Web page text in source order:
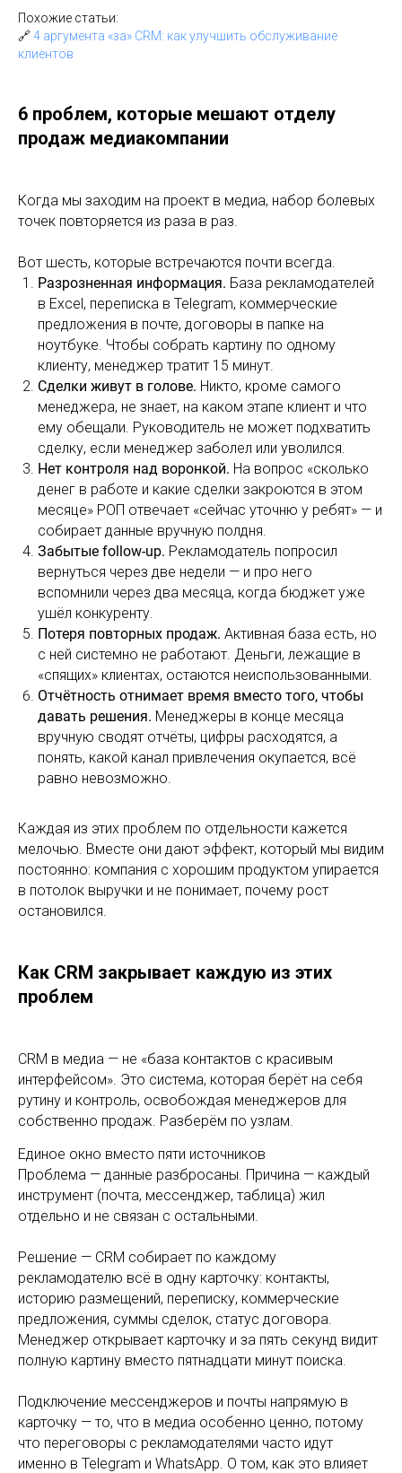
Похожие статьи:
🔗4 аргумента «за» CRM: как улучшить обслуживание
клиентов
6 проблем, которые мешают отделу
продаж медиакомпании
Когда мы заходим на проект в медиа, набор болевых
точек повторяется из раза в раз.
Вот шесть, которые встречаются почти всегда.
Разрозненная информация. База рекламодателей
в Excel, переписка в Telegram, коммерческие
предложения в почте, договоры в папке на
ноутбуке. Чтобы собрать картину по одному
клиенту, менеджер тратит 15 минут.
Сделки живут в голове. Никто, кроме самого
менеджера, не знает, на каком этапе клиент и что
ему обещали. Руководитель не может подхватить
сделку, если менеджер заболел или уволился.
Нет контроля над воронкой. На вопрос «сколько
денег в работе и какие сделки закроются в этом
месяце» РОП отвечает «сейчас уточню у ребят» — и
собирает данные вручную полдня.
Забытые follow-up. Рекламодатель попросил
вернуться через две недели — и про него
вспомнили через два месяца, когда бюджет уже
ушёл конкуренту.
Потеря повторных продаж. Активная база есть, но
с ней системно не работают. Деньги, лежащие в
«спящих» клиентах, остаются неиспользованными.
Отчётность отнимает время вместо того, чтобы
давать решения. Менеджеры в конце месяца
вручную сводят отчёты, цифры расходятся, а
понять, какой канал привлечения окупается, всё
равно невозможно.
Каждая из этих проблем по отдельности кажется
мелочью. Вместе они дают эффект, который мы видим
постоянно: компания с хорошим продуктом упирается
в потолок выручки и не понимает, почему рост
остановился.
Как CRM закрывает каждую из этих
проблем
CRM в медиа — не «база контактов с красивым
интерфейсом». Это система, которая берёт на себя
рутину и контроль, освобождая менеджеров для
собственно продаж. Разберём по узлам.
Единое окно вместо пяти источников
Проблема — данные разбросаны. Причина — каждый
инструмент (почта, мессенджер, таблица) жил
отдельно и не связан с остальными.
Решение — CRM собирает по каждому
рекламодателю всё в одну карточку: контакты,
историю размещений, переписку, коммерческие
предложения, суммы сделок, статус договора.
Менеджер открывает карточку и за пять секунд видит
полную картину вместо пятнадцати минут поиска.
Подключение мессенджеров и почты напрямую в
карточку — то, что в медиа особенно ценно, потому
что переговоры с рекламодателями часто идут
именно в Telegram и WhatsApp. О том, как это влияет